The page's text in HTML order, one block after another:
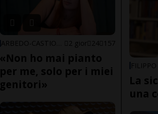
2 gior 24 157
«Non ho mai pianto
per me, solo per i miei
genitori»
La
una